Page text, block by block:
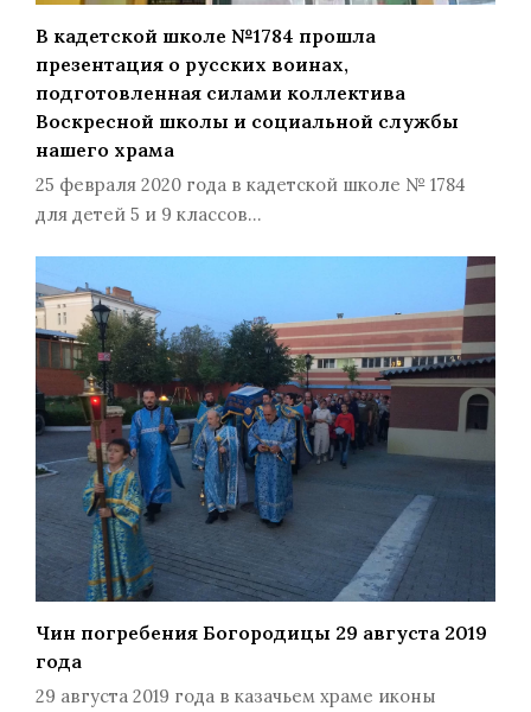
В кадетской школе №1784 прошла
презентация о русских воинах,
подготовленная силами коллектива
Воскресной школы и социальной службы
нашего храма
25 февраля 2020 года в кадетской школе № 1784
для детей 5 и 9 классов…
Чин погребения Богородицы 29 августа 2019
года
29 августа 2019 года в казачьем храме иконы